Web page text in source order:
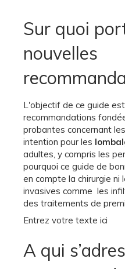
Sur quoi
nouvelles
L'objectif de ce guide
recommandations
probantes concernant
intention pour les
adultes, y compris les
pourquoi ce guide de
en compte la chirurgie
invasives comme les
des traitements de
Entrez votre texte ici
A qui